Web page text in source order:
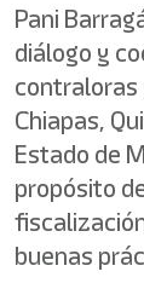
Pani
diálogo y
contraloras
Chiapas,
Estado de
propósito
buenas